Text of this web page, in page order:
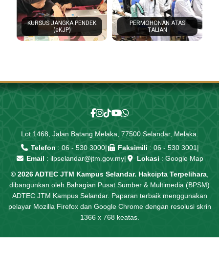
KURSUS JANGKA PENDEK
(eKJP)
PERMOHONAN ATAS
TALIAN
Lot 1468, Jalan Batang Melaka, 77500 Selandar, Melaka.
Telefon : 06 - 530 3000| Faksimili : 06 - 530 3001 |
Email : ilpselandar@jtm.gov.my| Lokasi : Google Map
© 2026 ADTEC JTM Kampus Selandar. Hakcipta Terpelihara,
dibangunkan oleh Bahagian Pusat Sumber & Multimedia (BPSM)
ADTEC JTM Kampus Selandar. Paparan terbaik menggunakan
pelayar Mozilla Firefox dan Google Chrome dengan resolusi skrin
1366 x 768 keatas.